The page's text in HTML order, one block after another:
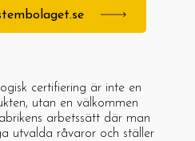
certifiering är inte en
utan en välkommen
arbetssätt där man
utvalda råvaror och ställer